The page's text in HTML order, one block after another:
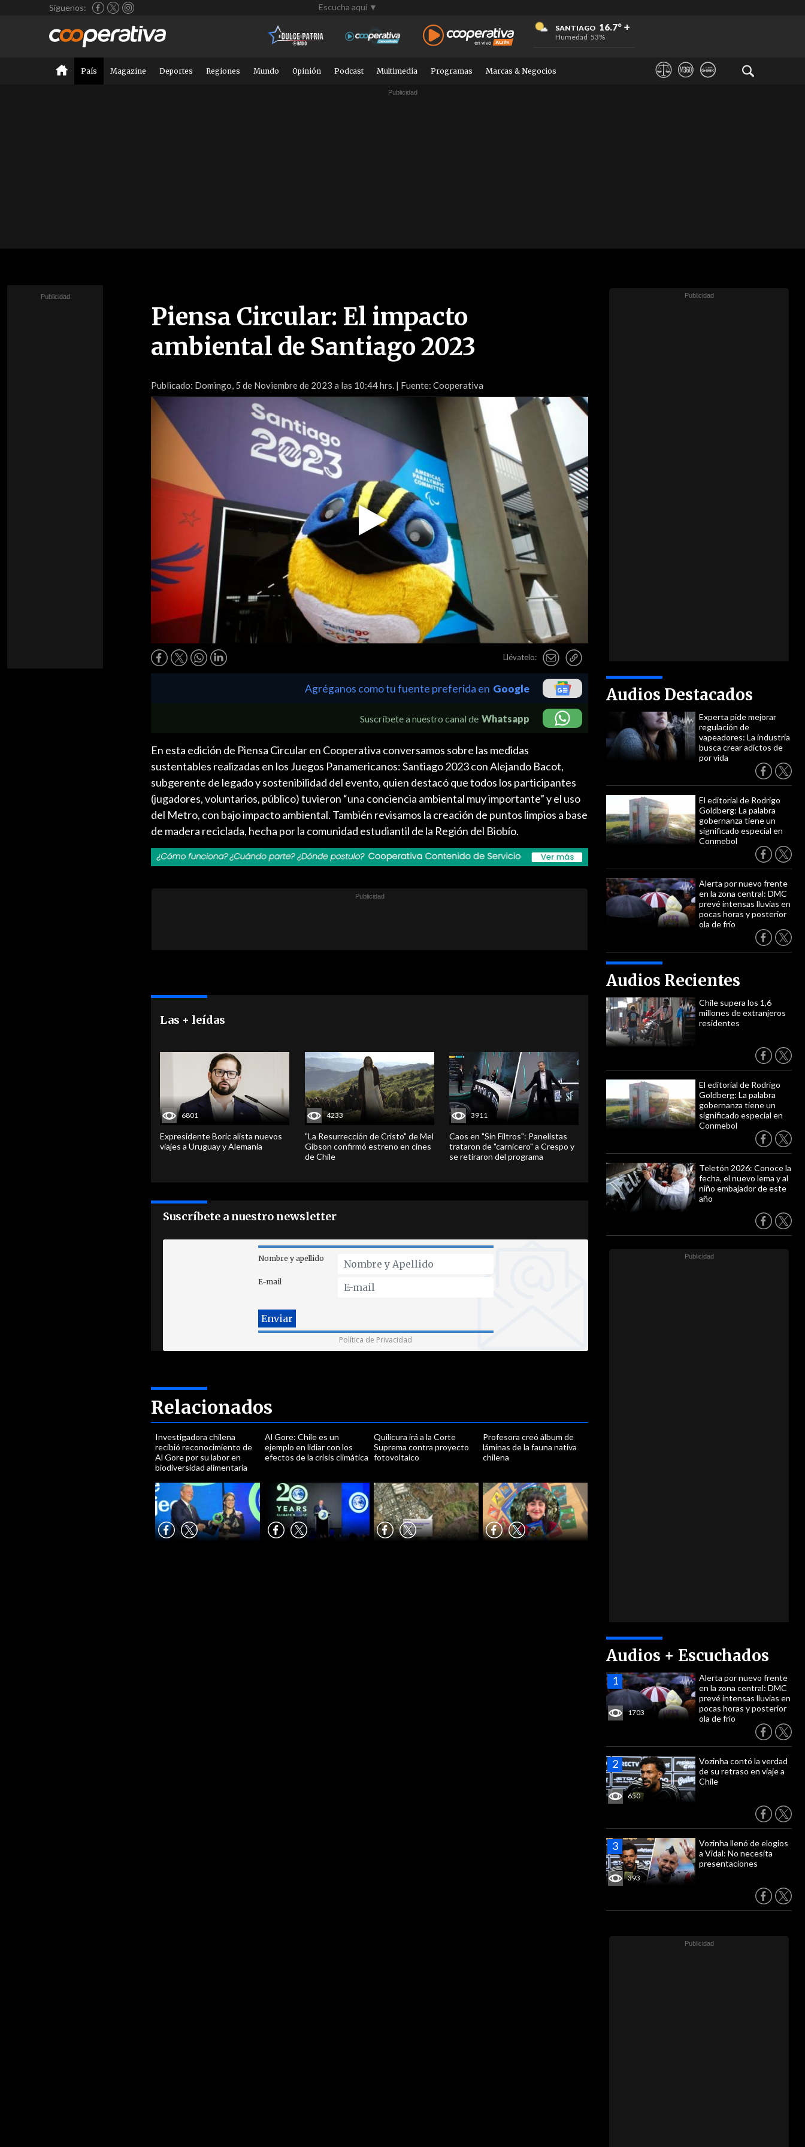
Síguenos: Escucha aquí ▼
SANTIAGO 16.7°
Humedad 53%
+
+
+
País Magazine Deportes Regiones Mundo Opinión Podcast Multimedia Programas Marcas & Negocios
Piensa Circular: El impacto
ambiental de Santiago 2023
Publicado: Domingo, 5 de Noviembre de 2023 a las 10:44 hrs. | Fuente: Cooperativa
Video
Llévatelo:
Audios Destacados
Experta pide mejorar
regulación de
vapeadores: La industria
busca crear adictos de
por vida
El editorial de Rodrigo
Goldberg: La palabra
gobernanza tiene un
significado especial en
Conmebol
Alerta por nuevo frente
en la zona central: DMC
prevé intensas lluvias en
pocas horas y posterior
ola de frío
Audios Recientes
Chile supera los 1,6
millones de extranjeros
residentes
El editorial de Rodrigo
Goldberg: La palabra
gobernanza tiene un
significado especial en
Conmebol
Teletón 2026: Conoce la
fecha, el nuevo lema y al
niño embajador de este
año
Audios + Escuchados
1703
Alerta por nuevo frente
en la zona central: DMC
prevé intensas lluvias en
pocas horas y posterior
ola de frío
650
Vozinha contó la verdad
de su retraso en viaje a
Chile
393
Vozinha llenó de elogios
a Vidal: No necesita
presentaciones
Agréganos como tu fuente preferida en Google
Suscríbete a nuestro canal de Whatsapp
En esta edición de Piensa Circular en Cooperativa conversamos sobre las medidas
sustentables realizadas en los Juegos Panamericanos: Santiago 2023 con Alejando Bacot,
subgerente de legado y sostenibilidad del evento, quien destacó que todos los participantes
(jugadores, voluntarios, público) tuvieron “una conciencia ambiental muy importante” y el uso
del Metro, con bajo impacto ambiental. También revisamos la creación de puntos limpios a base
de madera reciclada, hecha por la comunidad estudiantil de la Región del Biobío.
Las + leídas
6801
Expresidente Boric alista nuevos
viajes a Uruguay y Alemania
4233
"La Resurrección de Cristo" de Mel
Gibson confirmó estreno en cines
de Chile
3911
Caos en "Sin Filtros": Panelistas
trataron de "carnicero" a Crespo y
se retiraron del programa
Suscríbete a nuestro newsletter
Nombre y apellido
E-mail
Política de Privacidad
Relacionados
Investigadora chilena
recibió reconocimiento de
Al Gore por su labor en
biodiversidad alimentaria
Al Gore: Chile es un
ejemplo en lidiar con los
efectos de la crisis climática
Quilicura irá a la Corte
Suprema contra proyecto
fotovoltaico
Profesora creó álbum de
láminas de la fauna nativa
chilena